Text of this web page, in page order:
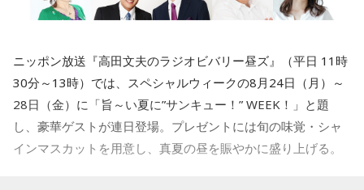
ニッポン放送『高田文夫のラジオビバリー昼ズ』（平日 11時
30分～13時）では、スペシャルウィークの8月24日（月）～
28日（金）に「旨～い夏に”サンキュー！” WEEK！」と題
し、豪華ゲストが連日登場。プレゼントには旬の味覚・シャ
インマスカットを用意し、真夏の昼を賑やかに盛り上げる。